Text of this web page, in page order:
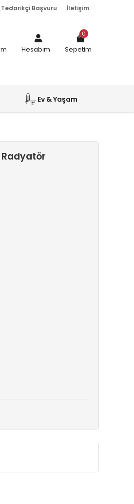
Tedarikçi Başvuru İletişim
Hesabım Sepetim
0
Ev & Yaşam